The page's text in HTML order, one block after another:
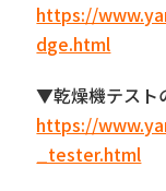
https://
dge.html
▼乾燥機テスト
https://
_tester.html